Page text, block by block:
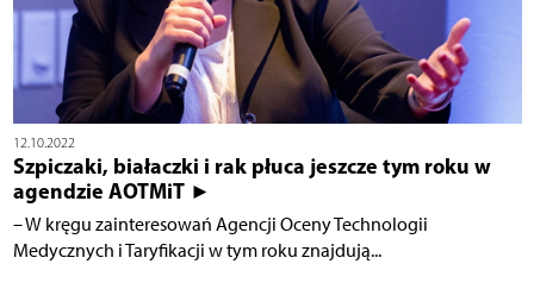
12.10.2022
Szpiczaki, białaczki i rak płuca jeszcze tym roku w
agendzie AOTMiT ►
– W kręgu zainteresowań Agencji Oceny Technologii
Medycznych i Taryfikacji w tym roku znajdują...